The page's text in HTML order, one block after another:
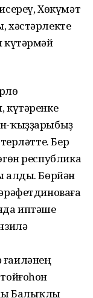
Хөкүмәт
хәстәрлекте
күтәрмәй
күтәренке
ҡыҙҙарыбыҙ
Бер
республика
алды. Бөрйән
иптәше
Балыҡлы